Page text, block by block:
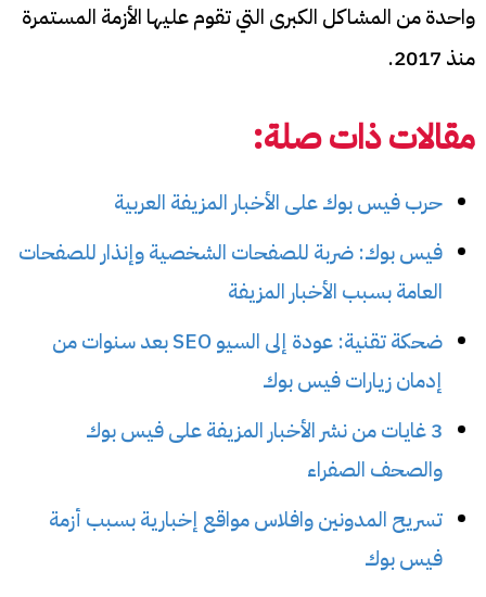
واحدة من المشاكل الكبرى التي تقوم عليها الأزمة المستمرة
منذ 2017.
مقالات ذات صلة:
حرب فيس بوك على الأخبار المزيفة العربية
فيس بوك: ضربة للصفحات الشخصية وإنذار للصفحات
العامة بسبب الأخبار المزيفة
ضحكة تقنية: عودة إلى السيو SEO بعد سنوات من
إدمان زيارات فيس بوك
3 غايات من نشر الأخبار المزيفة على فيس بوك
والصحف الصفراء
تسريح المدونين وافلاس مواقع إخبارية بسبب أزمة
فيس بوك